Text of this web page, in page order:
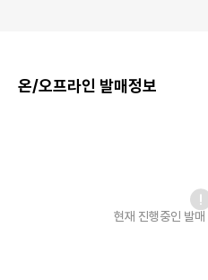
온/오프라인 발매정보
현재 진행중인 발매